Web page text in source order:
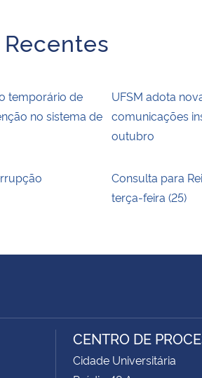
temporário de
no sistema de
UFSM adota
comunicações
outubro
Consulta para
terça-feira (25)
CENTRO DE
Cidade Universitária